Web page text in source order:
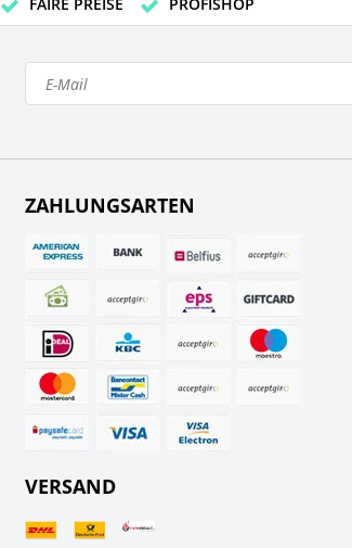
FAIRE PREISE PROFISHOP
ZAHLUNGSARTEN
VERSAND